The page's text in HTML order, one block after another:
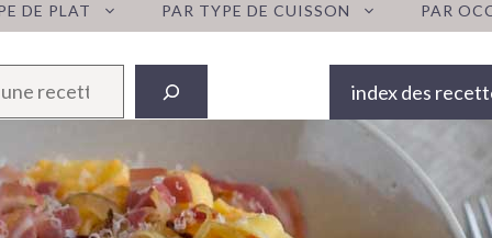
DE PLAT PAR TYPE DE CUISSON PAR
index des